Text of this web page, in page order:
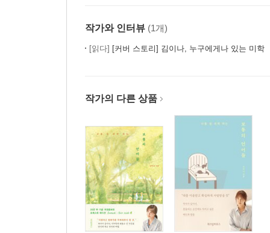
외롭다 : 오롯이 내게만 집중할 수 있는 시간
간지럽다 : 알다가도 모를 기괴한 행복감
Part 03. 자존감의 언어
“약해졌을 때는 잠깐 쉬었다 갈 것”
성숙 : 애어른이 자라서 어른아이가 되는 아이러니
# 나이 든다는 것
꿈 : 꼭 이루지 않아도 충분히 행복한 것
유난스럽다 : 그건 당신이 특별하다는 뜻
호흡 : 불안감에 빠진 나를 구원하려면
# 한쪽으로 치우치지 않는 사람
작가와 인터뷰 (1개)
[읽다] [커버 스토리] 김이나, 누구에게나 있는 미학
작가의 다른 상품